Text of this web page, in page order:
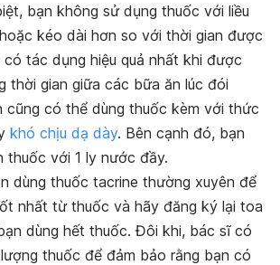
bạn không sử dụng thuốc với liều
kéo dài hơn so với thời gian được
tác dụng hiệu quả nhất khi được
thời gian giữa các bữa ăn lúc đói
cũng có thể dùng thuốc kèm với thức
khó chịu dạ dày. Bên cạnh đó, bạn
thuốc với 1 ly nước đầy.
dùng thuốc tacrine thường xuyên để
nhất từ thuốc và hãy đăng ký lại toa
dùng hết thuốc. Đôi khi, bác sĩ có
thuốc để đảm bảo rằng bạn có